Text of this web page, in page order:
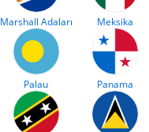
Marshall Adaları Meksika
Palau Panama